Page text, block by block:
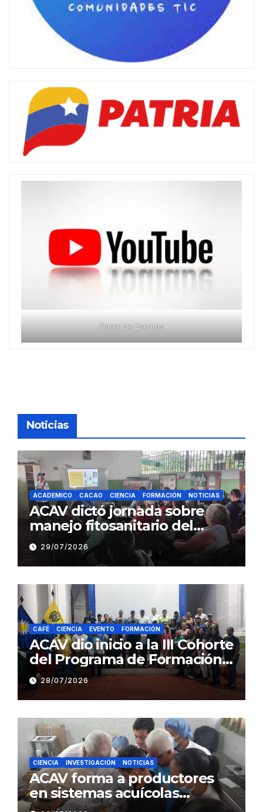
Canal de Eventos
Noticias
ACADEMICO CACAO CIENCIA FORMACIÓN NOTICIAS
ACAV dictó jornada sobre
manejo fitosanitario del
cacao a productores del
estado Barinas
29/07/2026
CAFÉ CIENCIA EVENTO FORMACIÓN
ACAV dio inicio a la III Cohorte
del Programa de Formación
en Producción y Manejo de
Sistemas Sustentables de
Café
28/07/2026
CIENCIA INVESTIGACIÓN NOTICIAS
ACAV forma a productores
en sistemas acuícolas
sustentables en Barinas